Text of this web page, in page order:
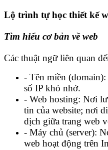
Lộ trình tự học thiết kế
Tìm hiểu cơ bản về web
Các thuật ngữ liên quan
- Tên miền
số IP khó nhớ.
- Web hosting: Nơi
tin của website; nơi
dịch giữa trang web
- Máy chủ (server):
web hoạt động trên